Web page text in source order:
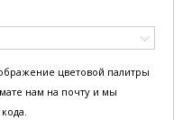
цветовой палитры
нам на почту и мы